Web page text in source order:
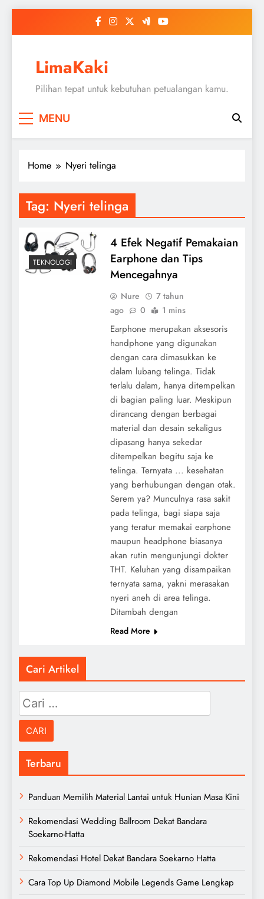
LimaKaki
Pilihan tepat untuk kebutuhan petualangan kamu.
MENU
Home Nyeri telinga
Tag: Nyeri telinga
TEKNOLOGI
4 Efek Negatif Pemakaian
Earphone dan Tips
Mencegahnya
Nure
7 tahun
ago
0 1 mins
Earphone merupakan aksesoris
handphone yang digunakan
dengan cara dimasukkan ke
dalam lubang telinga. Tidak
terlalu dalam, hanya ditempelkan
di bagian paling luar. Meskipun
dirancang dengan berbagai
material dan desain sekaligus
dipasang hanya sekedar
ditempelkan begitu saja ke
telinga. Ternyata ... kesehatan
yang berhubungan dengan otak.
Serem ya? Munculnya rasa sakit
pada telinga, bagi siapa saja
yang teratur memakai earphone
maupun headphone biasanya
akan rutin mengunjungi dokter
THT. Keluhan yang disampaikan
ternyata sama, yakni merasakan
nyeri aneh di area telinga.
Ditambah dengan
Read More
Cari Artikel
Cari
untuk:
Terbaru
Panduan Memilih Material Lantai untuk Hunian Masa Kini
Rekomendasi Wedding Ballroom Dekat Bandara
Soekarno-Hatta
Rekomendasi Hotel Dekat Bandara Soekarno Hatta
Cara Top Up Diamond Mobile Legends Game Lengkap